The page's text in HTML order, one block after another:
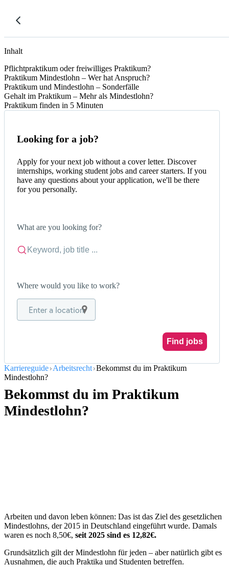
Inhalt
Pflichtpraktikum oder freiwilliges Praktikum?
Praktikum Mindestlohn – Wer hat Anspruch?
Praktikum und Mindestlohn – Sonderfälle
Gehalt im Praktikum – Mehr als Mindestlohn?
Praktikum finden in 5 Minuten
Looking for a job?
Apply for your next job without a cover letter. Discover
internships, working student jobs and career starters. If you
have any questions about your application, we'll be there
for you personally.
What are you looking for?
Where would you like to work?
Enter a location
Find jobs
Karriereguide Arbeitsrecht Bekommst du im Praktikum
Mindestlohn?
Bekommst du im Praktikum
Mindestlohn?
Arbeiten und davon leben können: Das ist das Ziel des gesetzlichen
Mindestlohns, der 2015 in Deutschland eingeführt wurde. Damals
waren es noch 8,50€, seit 2025 sind es 12,82€.
Grundsätzlich gilt der Mindestlohn für jeden – aber natürlich gibt es
Ausnahmen, die auch Praktika und Studenten betreffen.